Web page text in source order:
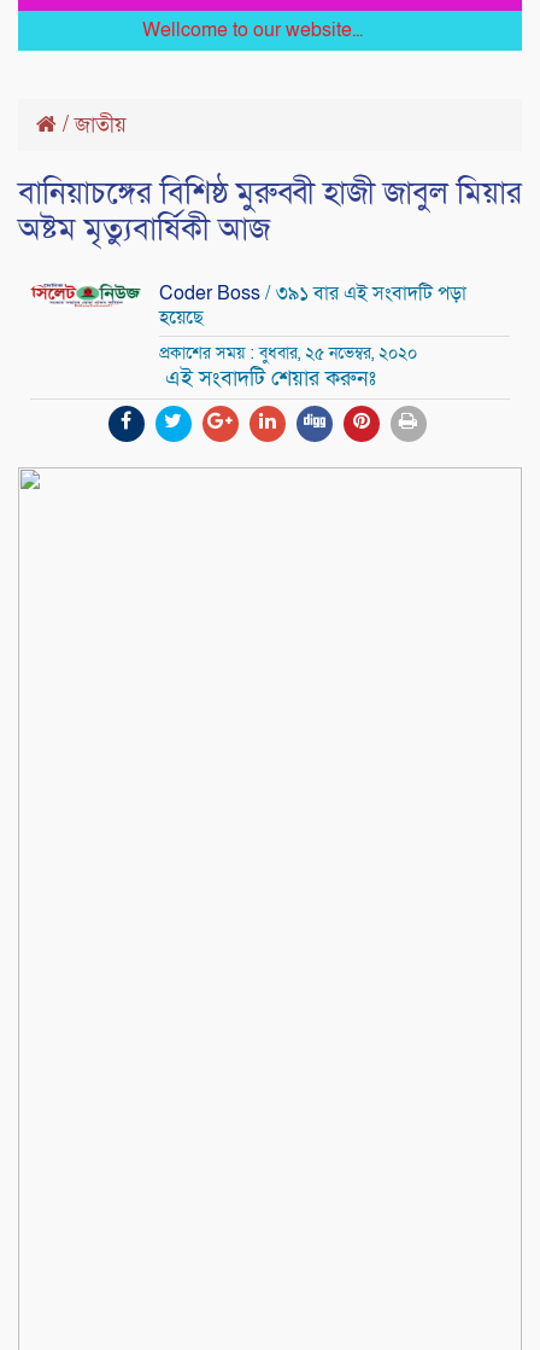
Wellcome to our website...
/জাতীয়
বানিয়াচ‌ঙ্গের বি‌শিষ্ঠ মুরুব্বী হাজী জাবুল মিয়ার
অষ্টম মৃত্যুবা‌র্ষিকী অাজ
Coder Boss/ ৩৯১ বার এই সংবাদটি পড়া
হয়েছে
প্রকাশের সময় : বুধবার, ২৫ নভেম্বর, ২০২০
এই সংবাদটি শেয়ার করুনঃ